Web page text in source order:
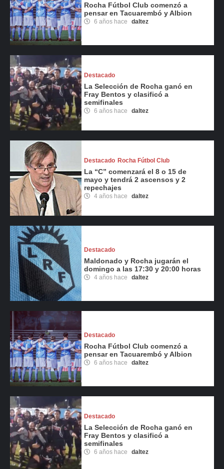
Rocha Fútbol Club comenzó a
pensar en Tacuarembó y Albion
6 años hace daltez
Destacado
La Selección de Rocha ganó en
Fray Bentos y clasificó a
semifinales
6 años hace daltez
Destacado Rocha Fútbol Club
La “C” comenzará el 8 o 15 de
mayo y tendrá 2 ascensos y 2
repechajes
4 años hace daltez
Destacado
Maldonado y Rocha jugarán el
domingo a las 17:30 y 20:00 horas
4 años hace daltez
Destacado
Rocha Fútbol Club comenzó a
pensar en Tacuarembó y Albion
6 años hace daltez
Destacado
La Selección de Rocha ganó en
Fray Bentos y clasificó a
semifinales
6 años hace daltez